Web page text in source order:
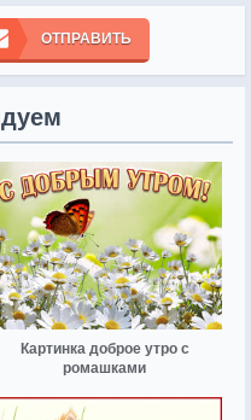
ОТПРАВИТЬ
Картинка доброе утро с
ромашками